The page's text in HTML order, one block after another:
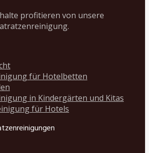
profitieren von unsere
für Hotelbetten
in Kindergärten und Kitas
für Hotels